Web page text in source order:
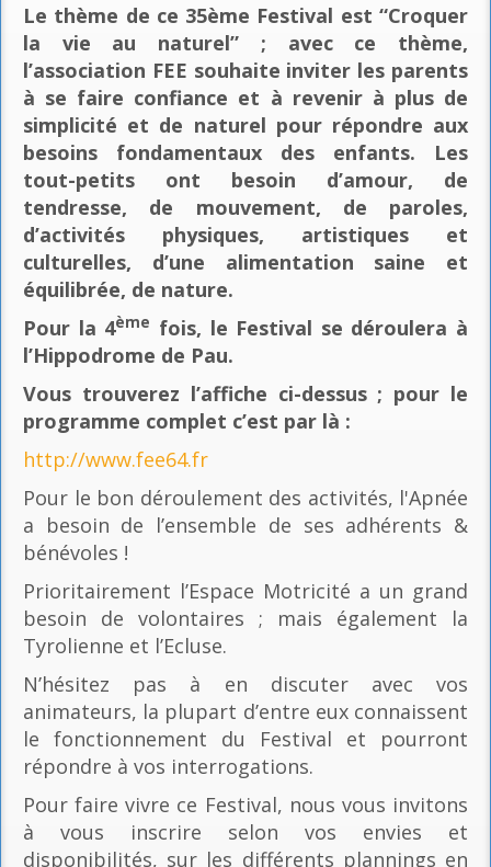
Le thème de ce 35ème Festival est “Croquer
la vie au naturel” ; avec ce thème,
l’association FEE souhaite inviter les parents
à se faire confiance et à revenir à plus de
simplicité et de naturel pour répondre aux
besoins fondamentaux des enfants. Les
tout-petits ont besoin d’amour, de
tendresse, de mouvement, de paroles,
d’activités physiques, artistiques et
culturelles, d’une alimentation saine et
équilibrée, de nature.
Pour la 4ème fois, le Festival se déroulera à
l’Hippodrome de Pau.
Vous trouverez l’affiche ci-dessus ; pour le
programme complet c’est par là :
http://www.fee64.fr
Pour le bon déroulement des activités, l'Apnée
a besoin de l’ensemble de ses adhérents &
bénévoles !
Prioritairement l’Espace Motricité a un grand
besoin de volontaires ; mais également la
Tyrolienne et l’Ecluse.
N’hésitez pas à en discuter avec vos
animateurs, la plupart d’entre eux connaissent
le fonctionnement du Festival et pourront
répondre à vos interrogations.
Pour faire vivre ce Festival, nous vous invitons
à vous inscrire selon vos envies et
disponibilités, sur les différents plannings en